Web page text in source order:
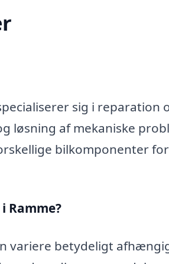
sig i reparation
løsning af mekaniske
bilkomponenter
Ramme?
variere betydeligt